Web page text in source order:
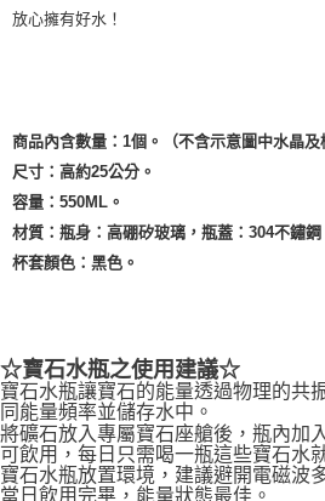
放心擁有好水！
商品內含數量：1個。（不含示意圖中水晶及
尺寸：高約25公分。
容量：550ML。
材質：瓶身：高硼矽玻璃，瓶蓋：304不鏽鋼
杯套顏色：黑色。
☆寶石水瓶之使用建議☆
寶石水瓶讓寶石的能量透過物理的共
同能量頻率並儲存水中。
將礦石放入專屬寶石座艙後，瓶內加
可飲用，每日只需喝一瓶這些寶石水
寶石水瓶放置環境，建議避開電磁波
當日飲用完畢，能量狀態最佳。